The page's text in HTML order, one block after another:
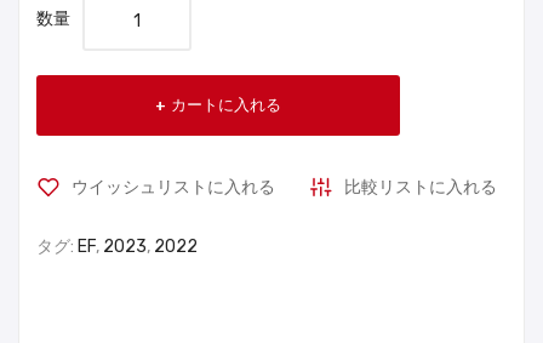
数量
カートに入れる
ウイッシュリストに入れる 比較リストに入れる
タグ: EF, 2023, 2022